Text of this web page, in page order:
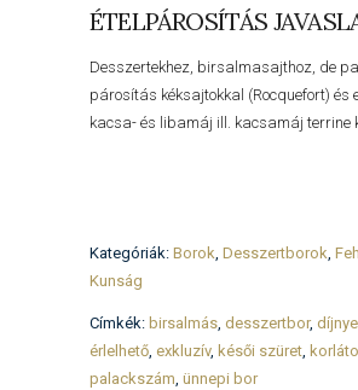
ÉTELPÁROSÍTÁS
Desszertekhez, birsalmasajthoz, de
párosítás kéksajtokkal (Rocquefort) és
kacsa- és libamáj ill. kacsamáj terrine
Kategóriák: Borok, Desszertborok,
Kunság
Címkék: birsalmás desszertbor,
érlelhető exkluzív, késői szüret
palackszám ünnepi bor